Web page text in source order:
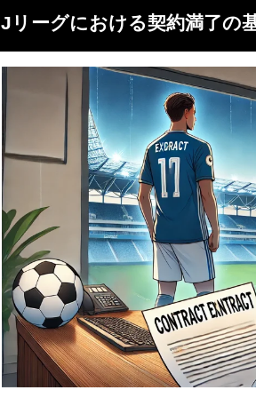
Jリーグにおける契約満了の